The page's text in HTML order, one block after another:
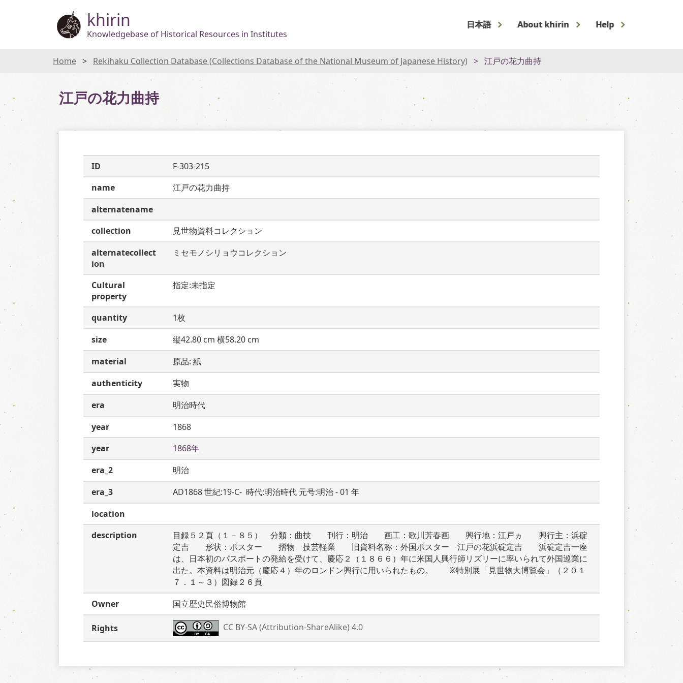
khirin
Knowledgebase of Historical Resources in Institutes
日本語 About khirin Help
Home Rekihaku Collection Database (Collections Database of the National Museum of Japanese History) 江戸の花力曲持
江戸の花力曲持
ID
F-303-215
name
江戸の花力曲持
alternatename
collection
見世物資料コレクション
alternatecollect
ion
ミセモノシリョウコレクション
Cultural
property
指定:未指定
quantity
1枚
size
縦42.80 cm 横58.20 cm
material
原品: 紙
authenticity
実物
era
明治時代
year
1868
year
1868年
era_2
明治
era_3
AD1868 世紀:19-C-  時代:明治時代 元号:明治 - 01 年
location
description
目録５２頁（１－８５）　分類：曲技　　刊行：明治　　画工：歌川芳春画　　興行地：江戸ヵ　　興行主：浜碇
定吉　　形状：ポスター　　摺物　技芸軽業　　旧資料名称：外国ポスター　江戸の花浜碇定吉　　浜碇定吉一座
は、日本初のパスポートの発給を受けて、慶応２（１８６６）年に米国人興行師リズリーに率いられて外国巡業に
出た。本資料は明治元（慶応４）年のロンドン興行に用いられたもの。　　※特別展「見世物大博覧会」（２０１
７．１～３）図録２６頁
Owner
国立歴史民俗博物館
Rights CC BY-SA (Attribution-ShareAlike) 4.0